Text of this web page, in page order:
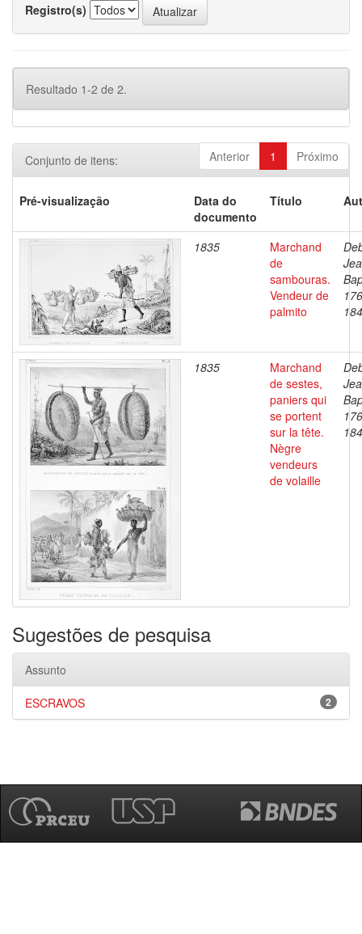
Registro(s)
Resultado 1-2 de 2.
Anterior 1 Próximo
Conjunto de itens:
Pré-visualização
Data do
documento
Título
1835
Marchand
de
sambouras.
Vendeur de
palmito
1835
Marchand
de sestes,
paniers qui
se portent
sur la tête.
Nègre
vendeurs
de volaille
Sugestões de pesquisa
Assunto
2
ESCRAVOS